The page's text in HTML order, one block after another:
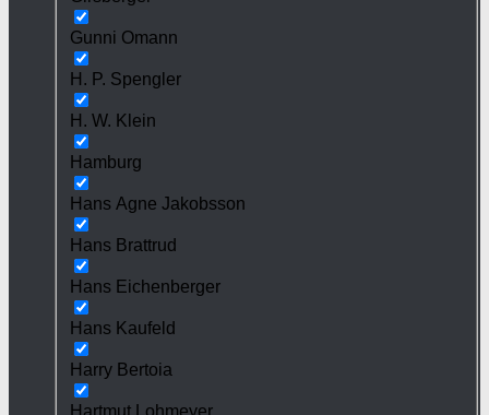
Gunni Omann
H. P. Spengler
H. W. Klein
Hamburg
Hans Agne Jakobsson
Hans Brattrud
Hans Eichenberger
Hans Kaufeld
Harry Bertoia
Hartmut Lohmeyer